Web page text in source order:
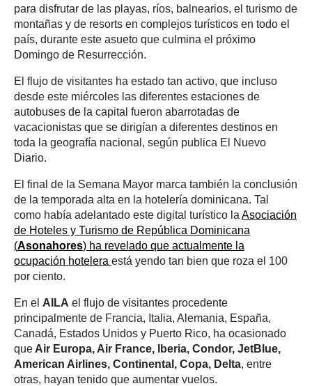
para disfrutar de las playas, ríos, balnearios, el turismo de
montañas y de resorts en complejos turísticos en todo el
país, durante este asueto que culmina el próximo
Domingo de Resurrección.
El flujo de visitantes ha estado tan activo, que incluso
desde este miércoles las diferentes estaciones de
autobuses de la capital fueron abarrotadas de
vacacionistas que se dirigían a diferentes destinos en
toda la geografía nacional, según publica El Nuevo
Diario.
El final de la Semana Mayor marca también la conclusión
de la temporada alta en la hotelería dominicana. Tal
como había adelantado este digital turístico la Asociación
de Hoteles y Turismo de República Dominicana
(Asonahores) ha revelado que actualmente la
ocupación hotelera está yendo tan bien que roza el 100
por ciento.
En el AILA el flujo de visitantes procedente
principalmente de Francia, Italia, Alemania, España,
Canadá, Estados Unidos y Puerto Rico, ha ocasionado
que Air Europa, Air France, Iberia, Condor, JetBlue,
American Airlines, Continental, Copa, Delta, entre
otras, hayan tenido que aumentar vuelos.